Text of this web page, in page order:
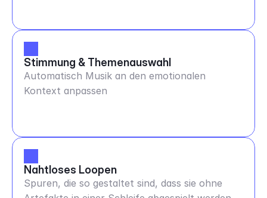
Stimmung & Themenauswahl
Automatisch Musik an den emotionalen
Kontext anpassen
Nahtloses Loopen
Spuren, die so gestaltet sind, dass sie ohne